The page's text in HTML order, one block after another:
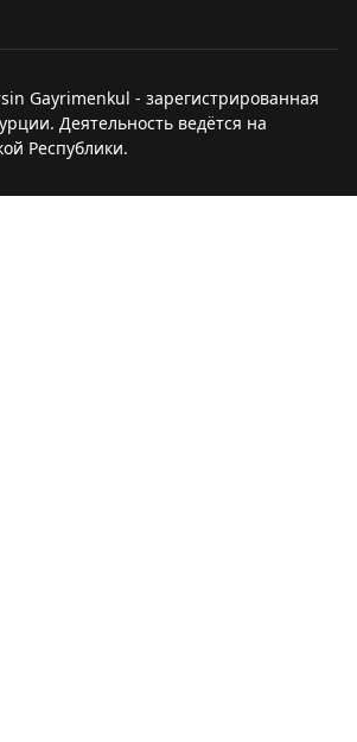
Gayrimenkul - зарегистрированная
Деятельность ведётся на
Республики.